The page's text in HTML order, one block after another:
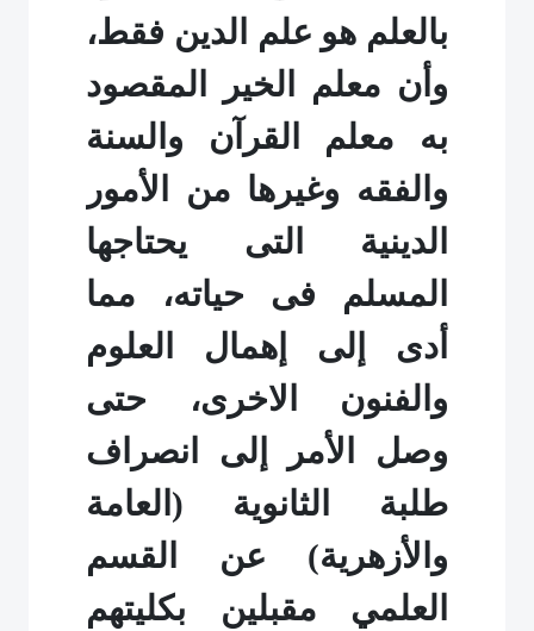
بالعلم هو علم الدين فقط،
وأن معلم الخير المقصود
به معلم القرآن والسنة
والفقه وغيرها من الأمور
الدينية التى يحتاجها
المسلم فى حياته، مما
أدى إلى إهمال العلوم
والفنون الاخرى، حتى
وصل الأمر إلى انصراف
طلبة الثانوية (العامة
والأزهرية) عن القسم
العلمي مقبلين بكليتهم